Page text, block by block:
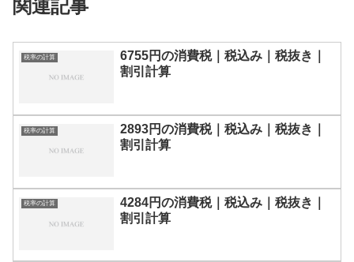
関連記事
税率の計算
6755円の消費税｜税込み｜税抜き｜
割引計算
税率の計算
2893円の消費税｜税込み｜税抜き｜
割引計算
税率の計算
4284円の消費税｜税込み｜税抜き｜
割引計算